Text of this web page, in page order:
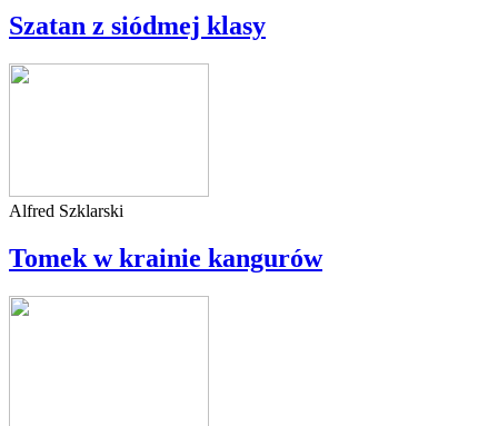
Szatan z siódmej klasy
Alfred Szklarski
Tomek w krainie kangurów